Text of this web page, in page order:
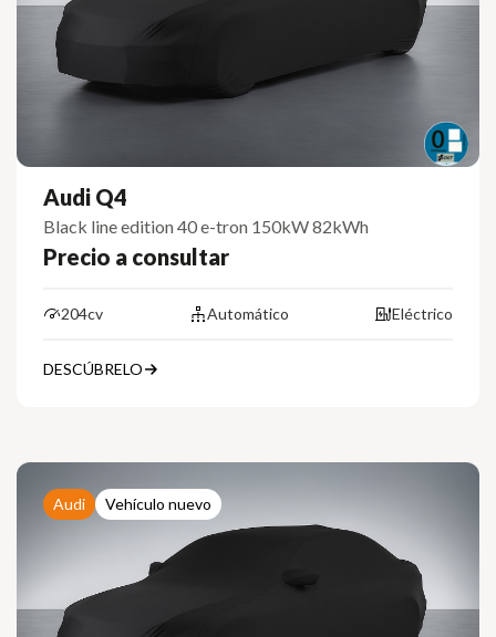
Audi Q4
Black line edition 40 e-tron 150kW 82kWh
Precio a consultar
204cv Automático Eléctrico
DESCÚBRELO
Audi Vehículo nuevo